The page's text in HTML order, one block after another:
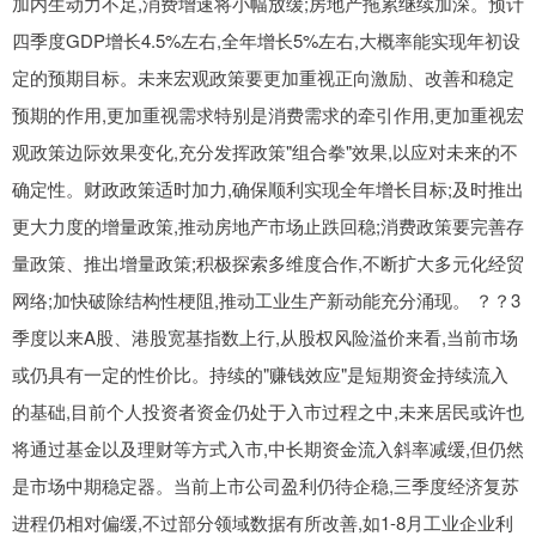
四季度GDP增长4.5%左右,全年增长5%左右,大概率能实现年初设
定的预期目标。未来宏观政策要更加重视正向激励、改善和稳定
预期的作用,更加重视需求特别是消费需求的牵引作用,更加重视宏
观政策边际效果变化,充分发挥政策"组合拳"效果,以应对未来的不
确定性。财政政策适时加力,确保顺利实现全年增长目标;及时推出
更大力度的增量政策,推动房地产市场止跌回稳;消费政策要完善存
量政策、推出增量政策;积极探索多维度合作,不断扩大多元化经贸
网络;加快破除结构性梗阻,推动工业生产新动能充分涌现。 ？？3
季度以来A股、港股宽基指数上行,从股权风险溢价来看,当前市场
或仍具有一定的性价比。持续的"赚钱效应"是短期资金持续流入
的基础,目前个人投资者资金仍处于入市过程之中,未来居民或许也
将通过基金以及理财等方式入市,中长期资金流入斜率减缓,但仍然
是市场中期稳定器。当前上市公司盈利仍待企稳,三季度经济复苏
进程仍相对偏缓,不过部分领域数据有所改善,如1-8月工业企业利